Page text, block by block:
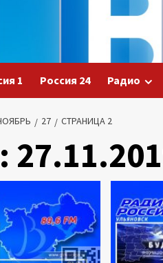
1 Россия 24 Радио
27 СТРАНИЦА 2